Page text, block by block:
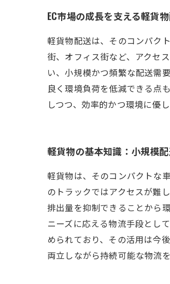
EC市場の成長を支える軽貨
軽貨物配送は、そのコンパク
街、オフィス街など、アクセ
い、小規模かつ頻繁な配送需
良く環境負荷を低減できる点
しつつ、効率的かつ環境に優
軽貨物の基本知識：小規模
軽貨物は、そのコンパクトな
のトラックではアクセスが難
排出量を抑制できることから
ニーズに応える物流手段とし
められており、その活用は今
両立しながら持続可能な物流を